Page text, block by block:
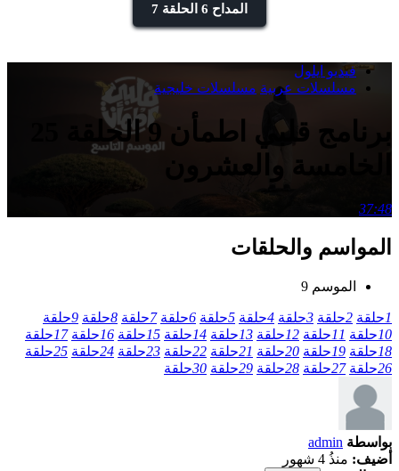
المداح 6 الحلقة 7
فيديو ايلول
مسلسلات عربية مسلسلات خليجية
الخامسة والعشرون
37:48
المواسم والحلقات
الموسم 9
1حلقة 2حلقة 3حلقة 4حلقة 5حلقة 6حلقة 7حلقة 8حلقة 9حلقة
10حلقة 11حلقة 12حلقة 13حلقة 14حلقة 15حلقة 16حلقة 17حلقة
18حلقة 19حلقة 20حلقة 21حلقة 22حلقة 23حلقة 24حلقة 25حلقة
26حلقة 27حلقة 28حلقة 29حلقة 30حلقة
بواسطة admin
أضيف: منذُ 4 شهور